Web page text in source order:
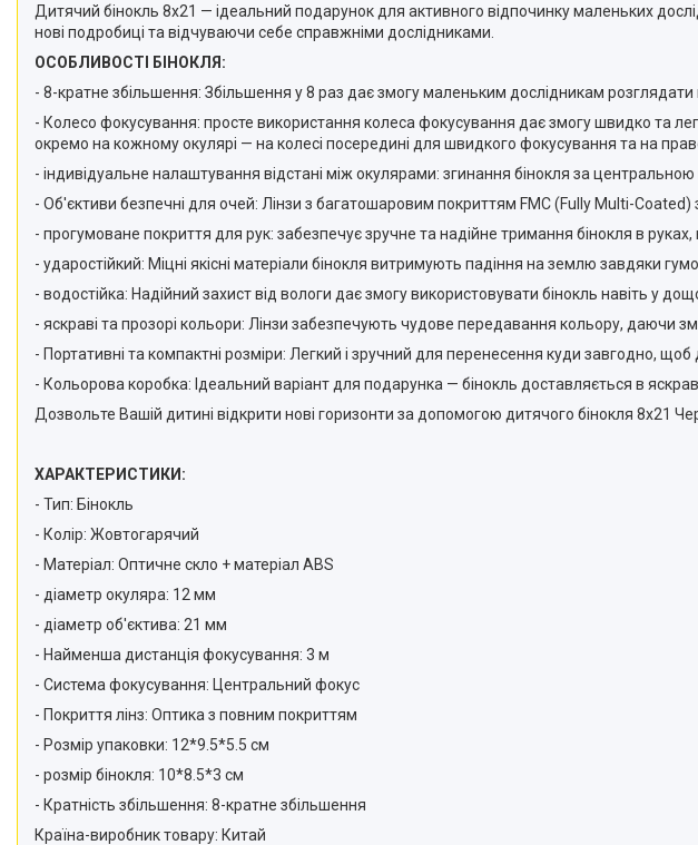
Мікрофони, стійки, пантографи
відеозйомки
телефонів і смартфонів
Товари для дому
Відеоогляди наших клієнтів
Знижки
Сертифікати
Дитячий бінокль 8х21 — ідеальний подарунок для активного відпочинку маленьких
нові подробиці та відчуваючи себе справжніми дослідниками.
ОСОБЛИВОСТІ БІНОКЛЯ:
- 8-кратне збільшення: Збільшення у 8 раз дає змогу маленьким дослідникам розглядати
- Колесо фокусування: просте використання колеса фокусування дає змогу швидко та
окремо на кожному окулярі — на колесі посередині для швидкого фокусування та на
- індивідуальне налаштування відстані між окулярами: згинання бінокля за центральною
- Об'єктиви безпечні для очей: Лінзи з багатошаровим покриттям FMC (Fully Multi-
- прогумоване покриття для рук: забезпечує зручне та надійне тримання бінокля в
- ударостійкий: Міцні якісні матеріали бінокля витримують падіння на землю завдяки
- водостійка: Надійний захист від вологи дає змогу використовувати бінокль навіть у
- яскраві та прозорі кольори: Лінзи забезпечують чудове передавання кольору, даючи
- Портативні та компактні розміри: Легкий і зручний для перенесення куди завгодно,
- Кольорова коробка: Ідеальний варіант для подарунка — бінокль доставляється в
Дозвольте Вашій дитині відкрити нові горизонти за допомогою дитячого бінокля 8х21
ХАРАКТЕРИСТИКИ:
- Тип: Бінокль
- Колір: Жовтогарячий
- Матеріал: Оптичне скло + матеріал ABS
- діаметр окуляра: 12 мм
- діаметр об'єктива: 21 мм
- Найменша дистанція фокусування: 3 м
- Система фокусування: Центральний фокус
- Покриття лінз: Оптика з повним покриттям
- Розмір упаковки: 12*9.5*5.5 см
- розмір бінокля: 10*8.5*3 см
- Кратність збільшення: 8-кратне збільшення
Країна-виробник товару: Китай